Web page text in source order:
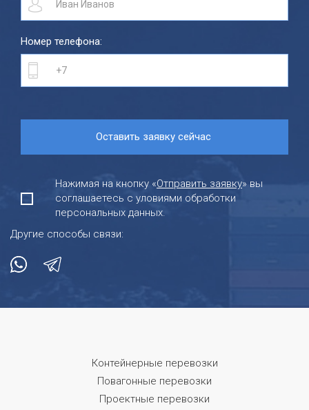
Номер телефона:
Нажимая на кнопку «Отправить заявку» вы
соглашаетесь с уловиями обработки
персональных данных.
Другие способы связи:
Контейнерные перевозки
Повагонные перевозки
Проектные перевозки